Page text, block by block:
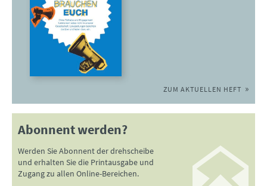
ZUM AKTUELLEN HEFT
Abonnent werden?
Werden Sie Abonnent der drehscheibe
und erhalten Sie die Printausgabe und
Zugang zu allen Online-Bereichen.